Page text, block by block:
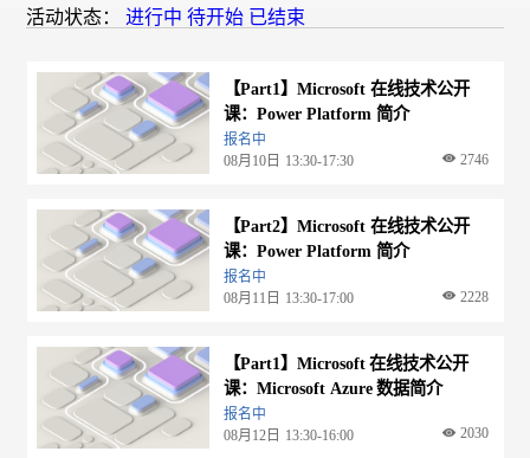
活动状态： 进行中 待开始 已结束
【Part1】Microsoft 在线技术公开
课：Power Platform 简介
报名中
08月10日 13:30-17:30 2746
【Part2】Microsoft 在线技术公开
课：Power Platform 简介
报名中
08月11日 13:30-17:00 2228
【Part1】Microsoft 在线技术公开
课：Microsoft Azure 数据简介
报名中
08月12日 13:30-16:00 2030